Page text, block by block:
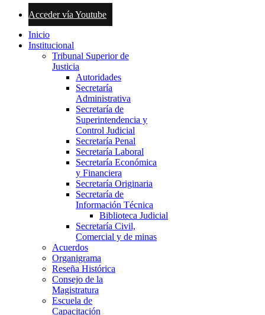
Acceder vía Youtube
Inicio
Institucional
Tribunal Superior de
Justicia
Autoridades
Secretaría
Administrativa
Secretaría de
Superintendencia y
Control Judicial
Secretaría Penal
Secretaría Laboral
Secretaría Económica
y Financiera
Secretaría Originaria
Secretaría de
Información Técnica
Biblioteca Judicial
Secretaría Civil,
Comercial y de minas
Acuerdos
Organigrama
Reseña Histórica
Consejo de la
Magistratura
Escuela de
Capacitación